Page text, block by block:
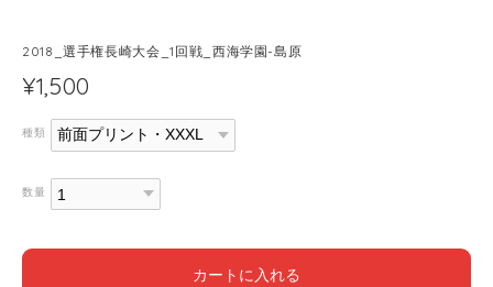
2018_選手権長崎大会_1回戦_西海学園-島原
¥1,500
種類
数量
カートに入れる